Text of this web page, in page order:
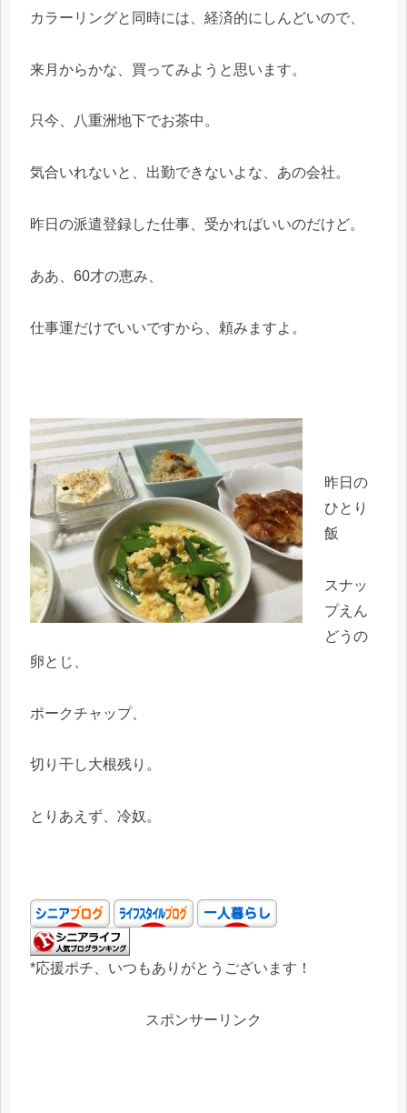
カラーリングと同時には、経済的にしんどいので、
来月からかな、買ってみようと思います。
只今、八重洲地下でお茶中。
気合いれないと、出勤できないよな、あの会社。
昨日の派遣登録した仕事、受かればいいのだけど。
ああ、60才の恵み、
仕事運だけでいいですから、頼みますよ。
昨日の
ひとり
飯
スナッ
プえん
どうの
卵とじ、
ポークチャップ、
切り干し大根残り。
とりあえず、冷奴。
*応援ポチ、いつもありがとうございます！
スポンサーリンク